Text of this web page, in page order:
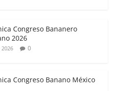
Congreso Bananero
2026
0
Congreso Banano México